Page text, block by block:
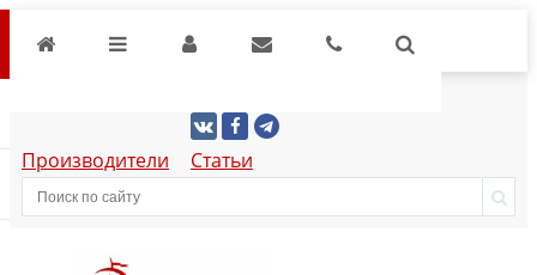
Производители Статьи